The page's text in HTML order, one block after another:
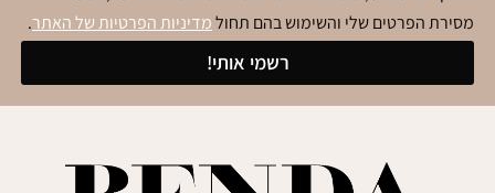
מסירת הפרטים שלי והשימוש בהם תחולמדיניות הפרטיות של האתר.
רשמי אותי!